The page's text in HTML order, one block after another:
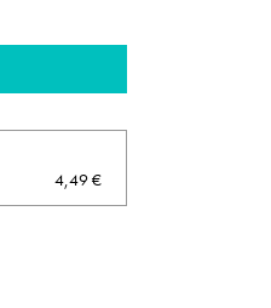
4,49 €